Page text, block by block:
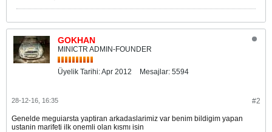
GOKHAN
MINICTR ADMIN-FOUNDER
Üyelik Tarihi:Apr 2012 Mesajlar: 5594
#2
28-12-16, 16:35
Genelde meguiarsta yaptiran arkadaslarimiz var benim bildigim yapan
ustanin marifeti ilk onemli olan kısmı isin